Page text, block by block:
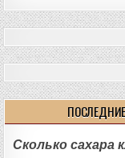
Сколько сахара